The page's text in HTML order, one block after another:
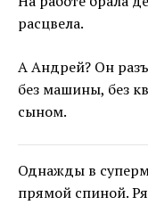
расцвела.
А Андрей? Он
без машины, без
сыном.
Однажды в
прямой спиной.